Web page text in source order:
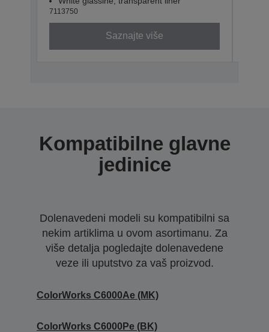
7113750
Saznajte više
Kompatibilne glavne
jedinice
Dolenavedeni modeli su kompatibilni sa
nekim artiklima u ovom asortimanu. Za
više detalja pogledajte dolenavedene
veze ili uputstvo za vaš proizvod.
ColorWorks C6000Ae (MK)
ColorWorks C6000Pe (BK)